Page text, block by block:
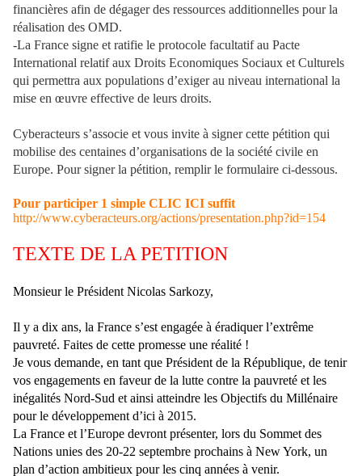
financières afin de dégager des ressources additionnelles pour la
réalisation des OMD.
-La France signe et ratifie le protocole facultatif au Pacte
International relatif aux Droits Economiques Sociaux et Culturels
qui permettra aux populations d’exiger au niveau international la
mise en œuvre effective de leurs droits.
Cyberacteurs s’associe et vous invite à signer cette pétition qui
mobilise des centaines d’organisations de la société civile en
Europe. Pour signer la pétition, remplir le formulaire ci-dessous.
Pour participer 1 simple CLIC ICI suffit
http://www.cyberacteurs.org/actions/presentation.php?id=154
TEXTE DE LA PETITION
Monsieur le Président Nicolas Sarkozy,
Il y a dix ans, la France s’est engagée à éradiquer l’extrême
pauvreté. Faites de cette promesse une réalité !
Je vous demande, en tant que Président de la République, de tenir
vos engagements en faveur de la lutte contre la pauvreté et les
inégalités Nord-Sud et ainsi atteindre les Objectifs du Millénaire
pour le développement d’ici à 2015.
La France et l’Europe devront présenter, lors du Sommet des
Nations unies des 20-22 septembre prochains à New York, un
plan d’action ambitieux pour les cinq années à venir.